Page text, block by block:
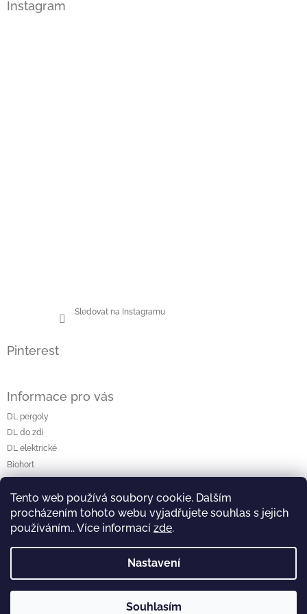
Tento web používá soubory cookie. Dalším
procházením tohoto webu vyjadřujete souhlas s jejich
používáním.. Více informací zde.
Nastavení
Souhlasím
Instagram
Sledovat na Instagramu
Pinterest
Informace pro vás
DL pergoly
DL do zdi
DL elektrické
Biohort
Carport
O nás
Obchodní podmínky
Odstoupení od smlouvy
Copyright 2026Bioklimatické pergoly Biohort